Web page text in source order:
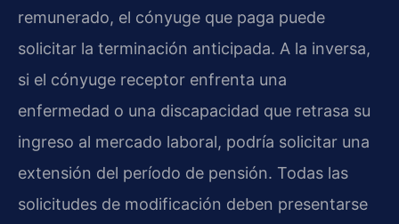
remunerado, el cónyuge que paga puede
solicitar la terminación anticipada. A la inversa,
si el cónyuge receptor enfrenta una
enfermedad o una discapacidad que retrasa su
ingreso al mercado laboral, podría solicitar una
extensión del período de pensión. Todas las
solicitudes de modificación deben presentarse